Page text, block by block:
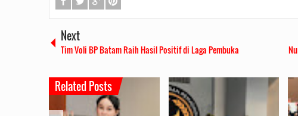
Next
Tim Voli BP Batam Raih Hasil Positif di Laga Pembuka
Related Posts